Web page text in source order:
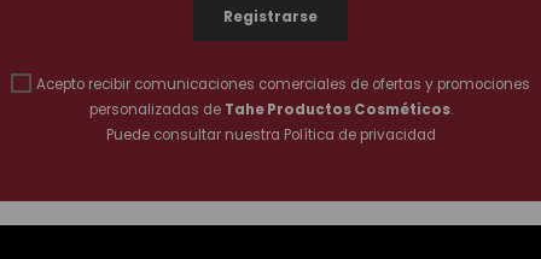
Acepto recibir comunicaciones comerciales de ofertas y promociones
personalizadas de Tahe Productos Cosméticos.
Puede consultar nuestra Política de privacidad